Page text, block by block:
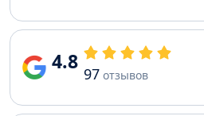
4.8 97 отзывов